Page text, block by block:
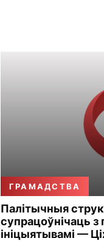
ГРАМАДСТВА
Палітычныя
супрацоўнічаць з
ініцыятывамі —